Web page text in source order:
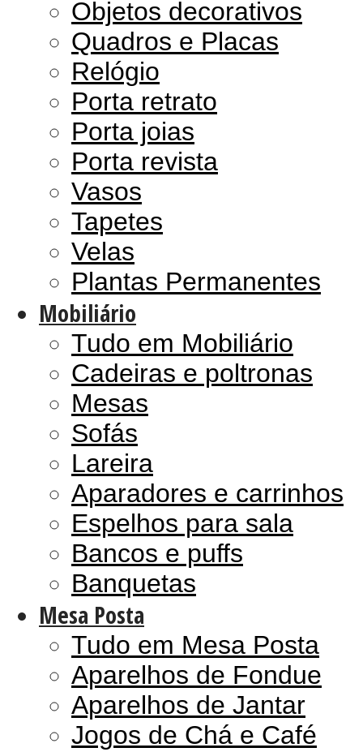
Objetos decorativos
Quadros e Placas
Relógio
Porta retrato
Porta joias
Porta revista
Vasos
Tapetes
Velas
Plantas Permanentes
Mobiliário
Tudo em Mobiliário
Cadeiras e poltronas
Mesas
Sofás
Lareira
Aparadores e carrinhos
Espelhos para sala
Bancos e puffs
Banquetas
Mesa Posta
Tudo em Mesa Posta
Aparelhos de Fondue
Aparelhos de Jantar
Jogos de Chá e Café